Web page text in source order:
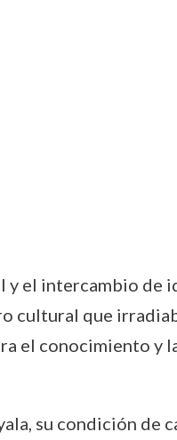
el intercambio de
cultural que
el conocimiento y
su condición de